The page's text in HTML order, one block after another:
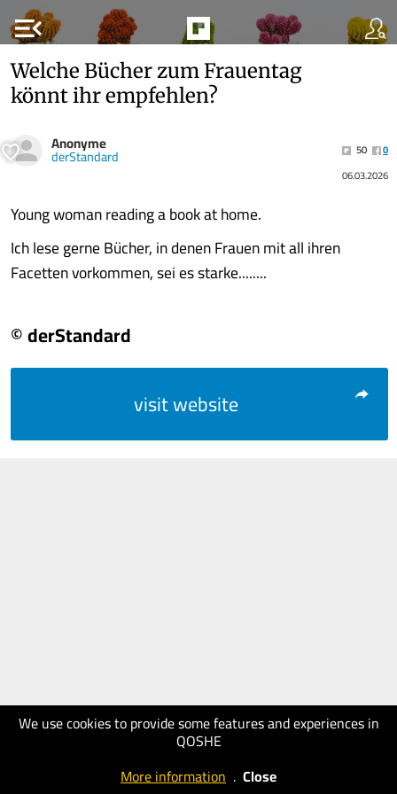
menu_open
We use cookies to provide some features and experiences in
QOSHE
More information . Close
Welche Bücher zum Frauentag
könnt ihr empfehlen?
Anonyme
derStandard 50
0
06.03.2026
Young woman reading a book at home.
Ich lese gerne Bücher, in denen Frauen mit all ihren
Facetten vorkommen, sei es starke........
© derStandard
visit website